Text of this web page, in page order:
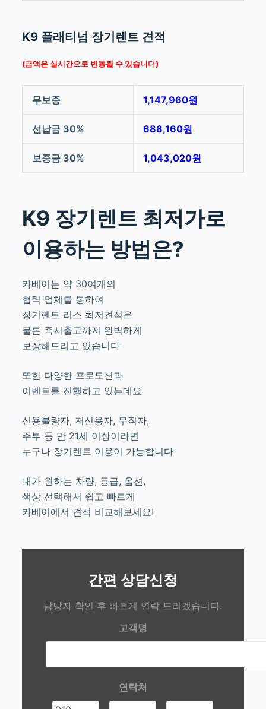
K9 플래티넘 장기렌트 견적
(금액은 실시간으로 변동될 수 있습니다)
무보증 1,147,960원
선납금 30% 688,160원
보증금 30% 1,043,020원
K9 장기렌트 최저가로
이용하는 방법은?
카베이는 약 30여개의
협력 업체를 통하여
장기렌트 리스 최저견적은
물론 즉시출고까지 완벽하게
보장해드리고 있습니다
또한 다양한 프로모션과
이벤트를 진행하고 있는데요
신용불량자, 저신용자, 무직자,
주부 등 만 21세 이상이라면
누구나 장기렌트 이용이 가능합니다
내가 원하는 차량, 등급, 옵션,
색상 선택해서 쉽고 빠르게
카베이에서 견적 비교해보세요!
간편 상담신청
담당자 확인 후 빠르게 연락 드리겠습니다.
고객명
연락처